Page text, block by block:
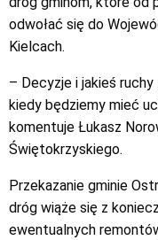
odwołać się do
Kielcach.
– Decyzje i jakieś
kiedy będziemy mieć
komentuje Łukasz
Świętokrzyskiego.
Przekazanie gminie
dróg wiąże się z
ewentualnych